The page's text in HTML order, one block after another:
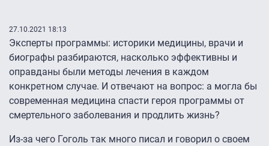
27.10.2021 18:13
Эксперты программы: историки медицины, врачи и
биографы разбираются, насколько эффективны и
оправданы были методы лечения в каждом
конкретном случае. И отвечают на вопрос: а могла бы
современная медицина спасти героя программы от
смертельного заболевания и продлить жизнь?
Из-за чего Гоголь так много писал и говорил о своем